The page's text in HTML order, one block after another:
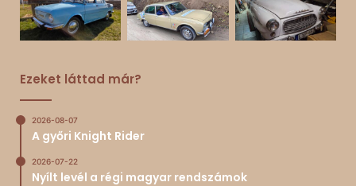
Ezeket láttad már?
2026-08-07
A győri Knight Rider
2026-07-22
Nyílt levél a régi magyar rendszámok